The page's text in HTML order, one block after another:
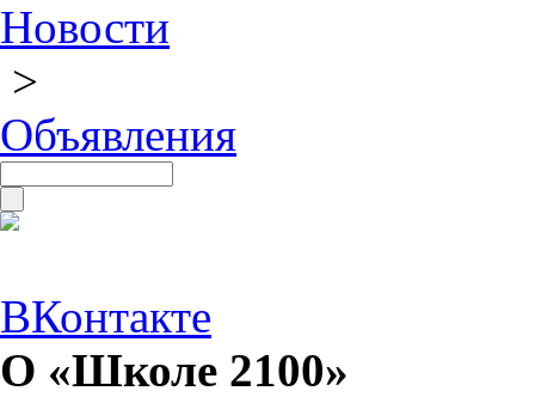
Новости
>
Объявления
ВКонтакте
О «Школе 2100»